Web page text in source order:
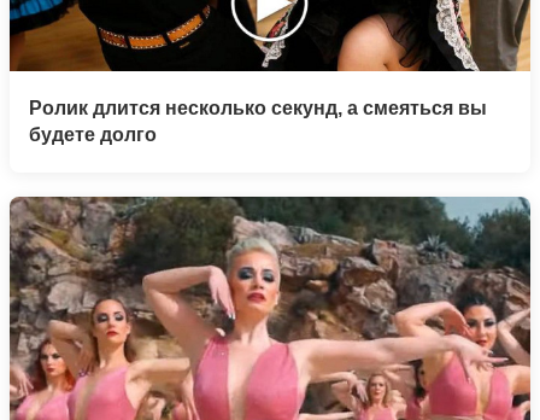
Ролик длится несколько секунд, а смеяться вы
будете долго